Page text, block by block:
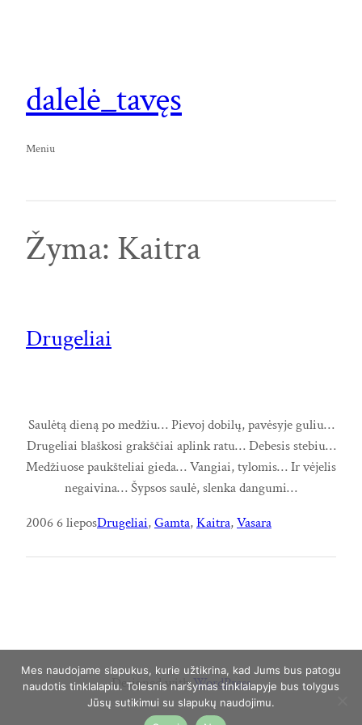
dalelė_tavęs
Meniu
Žyma: Kaitra
Drugeliai
Saulėtą dieną po medžiu… Pievoj dobilų, pavėsyje guliu…
Drugeliai blaškosi grakščiai aplink ratu… Debesis stebiu…
Medžiuose paukšteliai gieda… Vangiai, tylomis… Ir vėjelis
negaivina… Šypsos saulė, slenka dangumi…
2006 6 lieposDrugeliai, Gamta, Kaitra, Vasara
Designed withWordPress
Mes naudojame slapukus, kurie užtikrina, kad Jums bus patogu
naudotis tinklalapiu. Tolesnis naršymas tinklalapyje bus tolygus
Jūsų sutikimui su slapukų naudojimu.